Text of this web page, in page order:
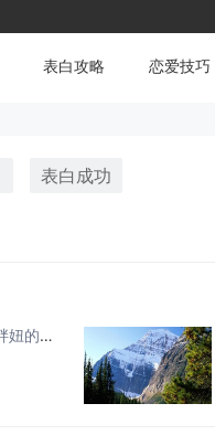
表白攻略 恋爱技巧
表白成功
大家好，今天给各位分享胖妞如何表白男生的话术的一些知识，其中也会对胖妞的表情包进行解释，文章篇幅可能偏长，如果能碰巧解决你现在面临的问题，别忘了关注本站，现在就马上开始吧！ 如何向男生表白的句子 1、你是我的影子，有阳光的时分就有你！你是我...